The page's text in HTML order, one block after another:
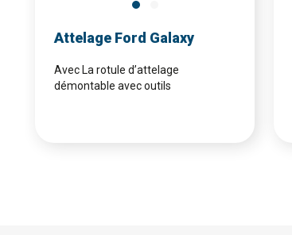
Attelage Ford Galaxy
Avec La rotule d’attelage
démontable avec outils